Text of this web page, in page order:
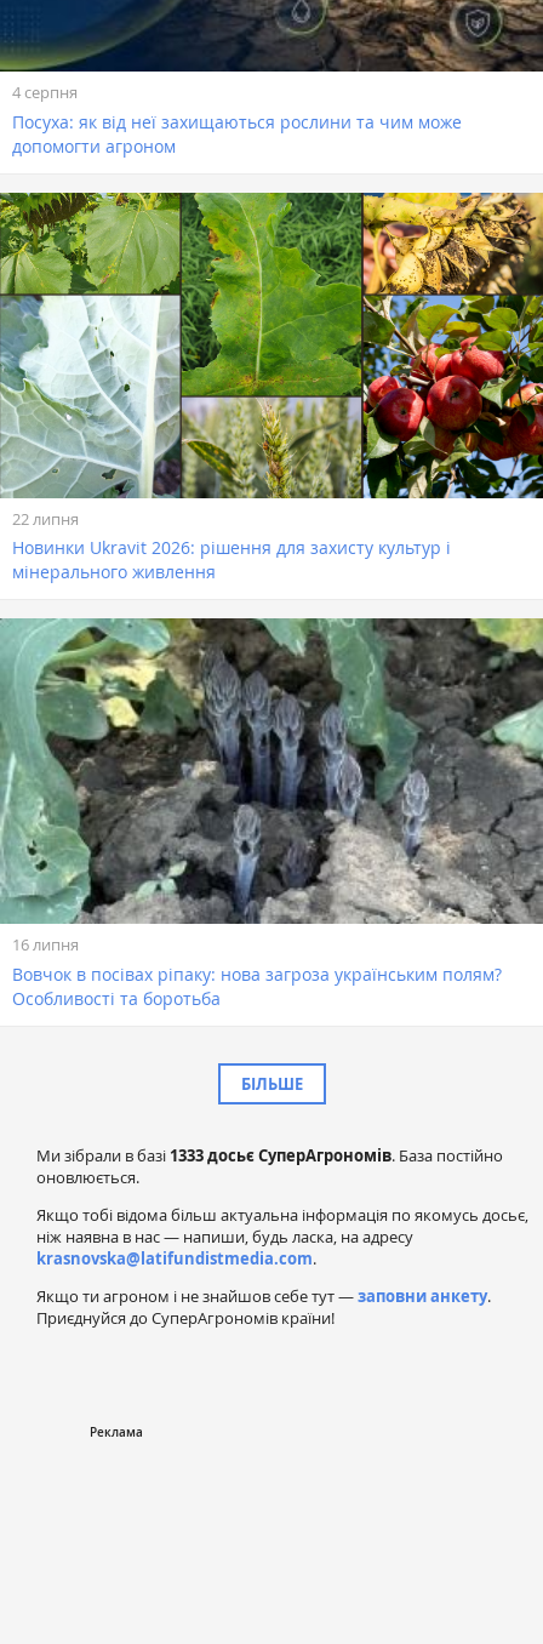
4 серпня
Посуха: як від неї захищаються рослини та чим може
допомогти агроном
22 липня
Новинки Ukravit 2026: рішення для захисту культур і
мінерального живлення
16 липня
Вовчок в посівах ріпаку: нова загроза українським полям?
Особливості та боротьба
БІЛЬШЕ
Ми зібрали в базі 1333 досьє СуперАгрономів. База постійно
оновлюється.
Якщо тобі відома більш актуальна інформація по якомусь досьє,
ніж наявна в нас — напиши, будь ласка, на адресу
krasnovska@latifundistmedia.com.
Якщо ти агроном і не знайшов себе тут —заповни анкету.
Приєднуйся до СуперАгрономів країни!